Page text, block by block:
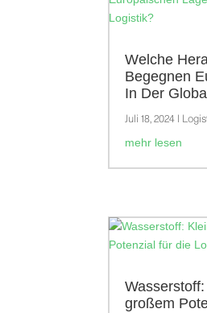
Welche
Begegnen
In Der
Juli 18, 2024
mehr lesen
großem